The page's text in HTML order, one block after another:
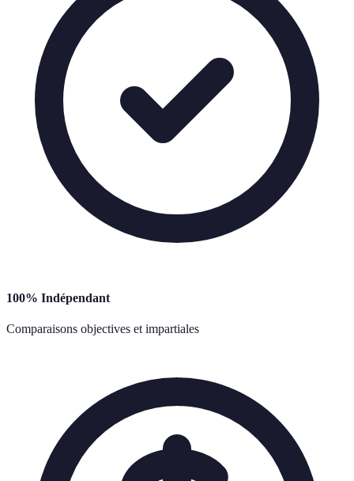
100% Indépendant
Comparaisons objectives et impartiales